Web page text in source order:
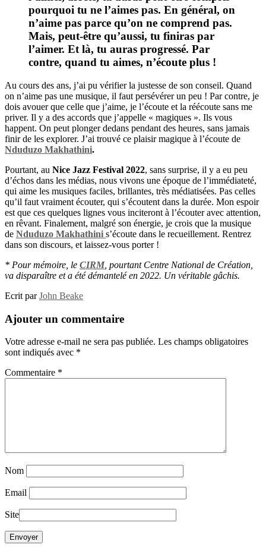
pourquoi tu ne l’aimes pas. En général, on
n’aime pas parce qu’on ne comprend pas.
Mais, peut-être qu’aussi, tu finiras par
l’aimer. Et là, tu auras progressé. Par
contre, quand tu aimes, n’écoute plus !
Au cours des ans, j’ai pu vérifier la justesse de son conseil. Quand
on n’aime pas une musique, il faut persévérer un peu ! Par contre, je
dois avouer que celle que j’aime, je l’écoute et la réécoute sans me
priver. Il y a des accords que j’appelle « magiques ». Ils vous
happent. On peut plonger dedans pendant des heures, sans jamais
finir de les explorer. J’ai trouvé ce plaisir magique à l’écoute de
Nduduzo Makhathini.
Pourtant, au Nice Jazz Festival 2022, sans surprise, il y a eu peu
d’échos dans les médias, nous vivons une époque de l’immédiateté,
qui aime les musiques faciles, brillantes, très médiatisées. Pas celles
qu’il faut vraiment écouter, qui s’écoutent dans la durée. Mon espoir
est que ces quelques lignes vous inciteront à l’écouter avec attention,
en rêvant. Finalement, malgré son énergie, je crois que la musique
de Nduduzo Makhathini s’écoute dans le recueillement. Rentrez
dans son discours, et laissez-vous porter !
* Pour mémoire, le CIRM, pourtant Centre National de Création,
va disparaître eta étédémanteléen 2022. Un véritable gâchis.
Ecrit parJohn Beake
Ajouter un commentaire
Votre adresse e-mail ne sera pas publiée. Les champs obligatoires
sont indiqués avec *
Commentaire *
Nom
Email
Site